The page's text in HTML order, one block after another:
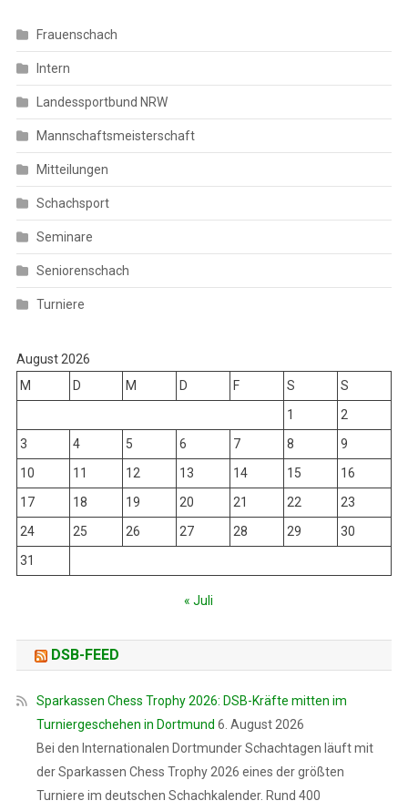
Frauenschach
Intern
Landessportbund NRW
Mannschaftsmeisterschaft
Mitteilungen
Schachsport
Seminare
Seniorenschach
Turniere
August 2026
M
D M D F S
S
1
2
3
4 5 6 7 8
9
10
11 12 13 14 15
16
17
18 19 20 21 22
23
24
25 26 27 28 29
30
31
« Juli
DSB-FEED
Sparkassen Chess Trophy 2026: DSB-Kräfte mitten im
Turniergeschehen in Dortmund 6. August 2026
Bei den Internationalen Dortmunder Schachtagen läuft mit
der Sparkassen Chess Trophy 2026 eines der größten
Turniere im deutschen Schachkalender. Rund 400